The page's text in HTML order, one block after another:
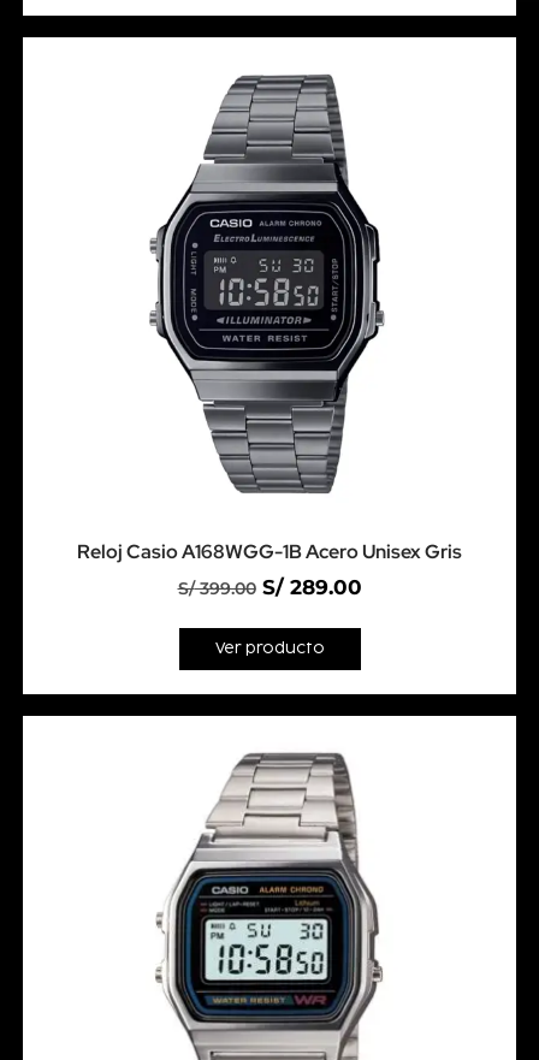
Reloj Casio A168WGG-1B Acero Unisex Gris
S/399.00 S/289.00
Ver producto